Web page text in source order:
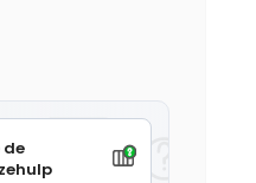
de